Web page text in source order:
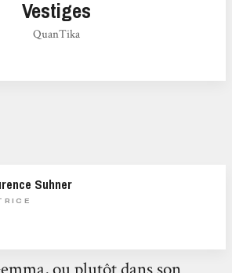
Vestiges
QuanTika
Suhner